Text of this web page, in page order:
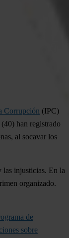
Corrupción (IPC)
(40) han registrado
al socavar los
las injusticias. En la
organizado.
de
sobre